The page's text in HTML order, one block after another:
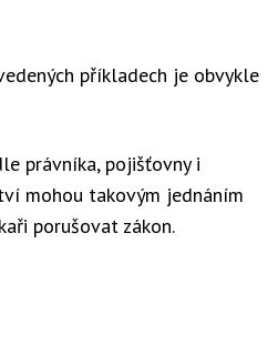
příkladech je obvykle
právníka, pojišťovny i
mohou takovým jednáním
porušovat zákon.